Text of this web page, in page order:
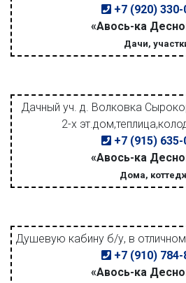
+7 (920) 330-
«Авось-ка
Дачи,
Дачный уч. д. Волковка
2-х
+7 (915) 635-
«Авось-ка
Дома,
Душевую кабину б/у, в
+7 (910) 784-
«Авось-ка